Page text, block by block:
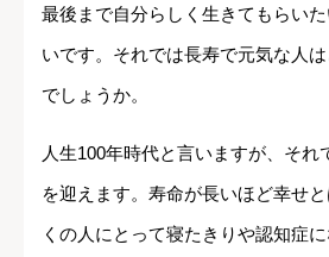
最後まで自分らしく生きてもらい
いです。それでは長寿で元気な人
でしょうか。
人生100年時代と言いますが、それ
を迎えます。寿命が長いほど幸せ
くの人にとって寝たきりや認知症